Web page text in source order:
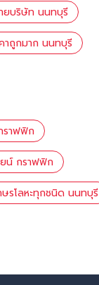
ยบริษัท นนทบุรี
าถูกมาก นนทบุรี
ราฟฟิก
ยน์ กราฟฟิก
รโลหะทุกชนิด นนทบุรี